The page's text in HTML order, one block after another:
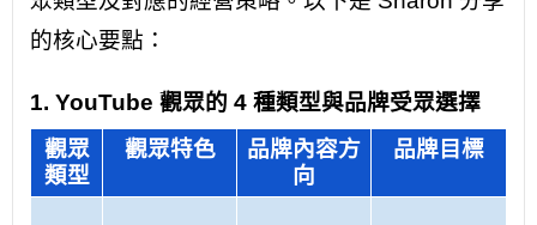
的核心要點：
1. YouTube 觀眾的 4 種類型與品牌受眾選擇
觀眾
類型
觀眾特色
品牌內容方
向
品牌目標